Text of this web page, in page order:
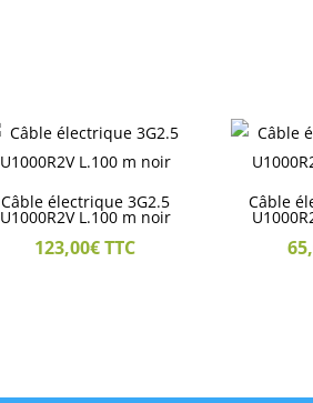
Câble électrique 3G2.5
U1000R2V L.100 m noir
123,00€TTC
Câble